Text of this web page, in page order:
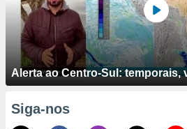
Alerta ao Centro-Sul: temporais,
Siga-nos